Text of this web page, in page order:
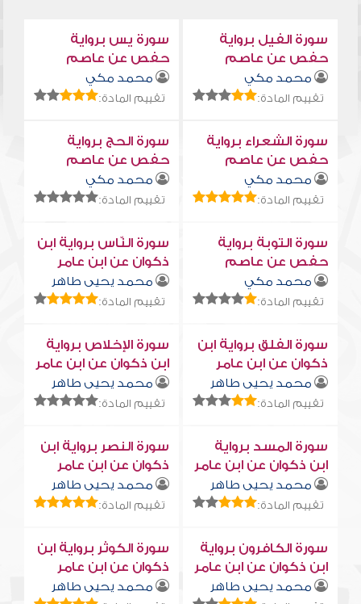
سورة الفيل برواية
حفص عن عاصم
محمد مكي
تقييم المادة:
سورة يس برواية
حفص عن عاصم
محمد مكي
تقييم المادة:
سورة الشعراء برواية
حفص عن عاصم
محمد مكي
تقييم المادة:
سورة الحج برواية
حفص عن عاصم
محمد مكي
تقييم المادة:
سورة التوبة برواية
حفص عن عاصم
محمد مكي
تقييم المادة:
سورة النّاس برواية ابن
ذكوان عن ابن عامر
محمد يحيى طاهر
تقييم المادة:
سورة الفلق برواية ابن
ذكوان عن ابن عامر
محمد يحيى طاهر
تقييم المادة:
سورة الإخلاص برواية
ابن ذكوان عن ابن عامر
محمد يحيى طاهر
تقييم المادة:
سورة المسد برواية
ابن ذكوان عن ابن عامر
محمد يحيى طاهر
تقييم المادة:
سورة النصر برواية ابن
ذكوان عن ابن عامر
محمد يحيى طاهر
تقييم المادة:
سورة الكافرون برواية
ابن ذكوان عن ابن عامر
محمد يحيى طاهر
سورة الكوثر برواية ابن
ذكوان عن ابن عامر
محمد يحيى طاهر